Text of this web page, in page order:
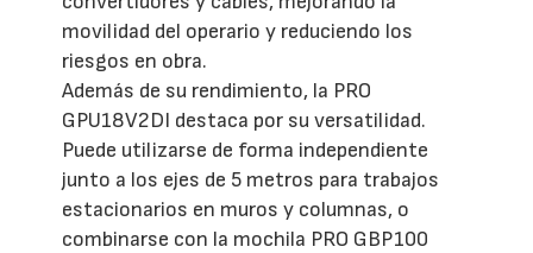
movilidad del operario y reduciendo los
riesgos en obra.
Además de su rendimiento, la PRO
GPU18V2DI destaca por su versatilidad.
Puede utilizarse de forma independiente
junto a los ejes de 5 metros para trabajos
estacionarios en muros y columnas, o
combinarse con la mochila PRO GBP100